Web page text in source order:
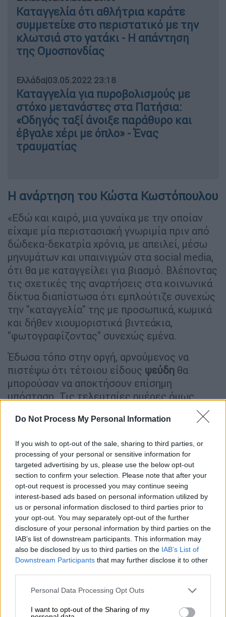
Do Not Process My Personal Information
If you wish to opt-out of the sale, sharing to third parties, or
processing of your personal or sensitive information for
targeted advertising by us, please use the below opt-out
section to confirm your selection. Please note that after your
opt-out request is processed you may continue seeing
interest-based ads based on personal information utilized by
us or personal information disclosed to third parties prior to
your opt-out. You may separately opt-out of the further
disclosure of your personal information by third parties on the
IAB’s list of downstream participants. This information may
also be disclosed by us to third parties on the IAB’s List of
Downstream Participants that may further disclose it to other
Please note that this website/app uses one or more Google
not limited to your visit or usage behaviour. You may click to
Personal Data Processing Opt Outs
I want to opt-out of the Sharing of my
Καταγγελία ότι αθλήτρια καράτε
συμμετείχε στο περιστατικό με την
κλωτσιά στο γατάκι - Η απάντηση
της Ομοσπονδίας
Ελλάδα|03.05.2022 23:18
Καταγγελία για πυροβολισμούς με
στόχο μετανάστες στα Πατήσια:
«Οδηγός ταξί άνοιξε παράθυρο και
έβγαλε χέρι με όπλο» - Ένας
τραυματίας
Η ανάρτηση του Κώστα Κωστόπουλου
«Εδώ και καιρό, μια γυναίκα με την οποίαν
είχαμε μία περιστασιακή γνωριμία πριν από
δώδεκα-δεκατρία χρόνια, με απειλεί, μέσω
μηνυμάτων και υπαινιγμών στα social media,
ότι θα με καταγγείλει για βιασμό. Βλέποντας
τις σχετικές της αναρτήσεις στα κοινωνικά
δίκτυα διαπίστωσα ότι εμπλούτιζε συνεχώς
την ''καταγγελία'' της με προσωπικά, κωμικά
και δήθεν χιουμοριστικά βιντεάκια,
"φωτογραφίζοντας" συνεχώς εμένα.
Έδωσα τόπο στην οργή, αρνούμενος να
πιστέψω ότι τέτοιου είδους ψεύδη θα
μπορούσαν να αποκτήσουν επίσημη
υπόσταση. Τις τελευταίες ημέρες όμως,
αναφέρουν ότι η γυναίκα αυτή έχει
βιασμό προ δωδεκαετίας από "γνωστό
σκηνοθέτη", χωρίς και πάλι να
κατονομάζομαι.
Λόγοι ευθύτητας και αξιοπρέπειας μού
επιβάλλουν να τοποθετηθώ δημόσια: Η
"καταγγελία" αυτή, αν και εφόσον όντως
αφορά εμένα, είναι απολύτως ψευδής και
αποτελεί μία χυδαία απόπειρα
συκοφάντησής μου. Οι αρχές και το ήθος μου
είναι γνωστές σε όλους όσους
συνεργάσθηκα όλες αυτές τις δεκαετίες.
και της προσωπικότητάς μου δεν αρκούν